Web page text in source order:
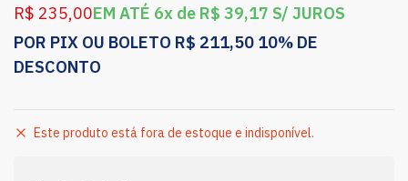
R$ 235,00EM ATÉ 6x de R$ 39,17 S/ JUROS
POR PIX OU BOLETO R$ 211,50 10% DE
DESCONTO
Este produto está fora de estoque e indisponível.